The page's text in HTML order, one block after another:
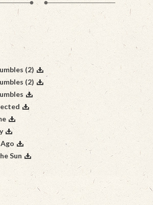
(2)
(2)
Sun